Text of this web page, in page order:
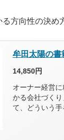
方向性の決め
牟田太陽の書
14,850円
オーナー経営
かる会社づく
て、どういう